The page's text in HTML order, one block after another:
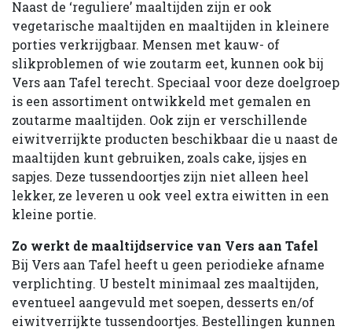
Naast de ‘reguliere’ maaltijden zijn er ook
vegetarische maaltijden en maaltijden in kleinere
porties verkrijgbaar. Mensen met kauw- of
slikproblemen of wie zoutarm eet, kunnen ook bij
Vers aan Tafel terecht. Speciaal voor deze doelgroep
is een assortiment ontwikkeld met gemalen en
zoutarme maaltijden. Ook zijn er verschillende
eiwitverrijkte producten beschikbaar die u naast de
maaltijden kunt gebruiken, zoals cake, ijsjes en
sapjes. Deze tussendoortjes zijn niet alleen heel
lekker, ze leveren u ook veel extra eiwitten in een
kleine portie.
Zo werkt de maaltijdservice van Vers aan Tafel
Bij Vers aan Tafel heeft u geen periodieke afname
verplichting. U bestelt minimaal zes maaltijden,
eventueel aangevuld met soepen, desserts en/of
eiwitverrijkte tussendoortjes. Bestellingen kunnen